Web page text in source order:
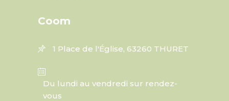
Coom
1 Place de l'Église, 63260 THURET
Du lundi au vendredi sur rendez-
vous